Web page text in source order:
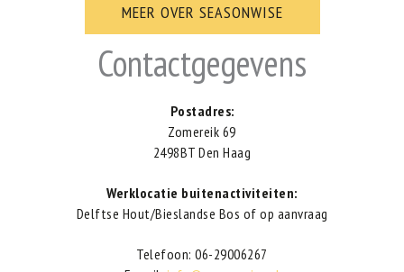
MEER OVER SEASONWISE
Contactgegevens
Postadres:
Zomereik 69
2498BT Den Haag
Werklocatie buitenactiviteiten:
Delftse Hout/Bieslandse Bos of op aanvraag
Telefoon: 06-29006267